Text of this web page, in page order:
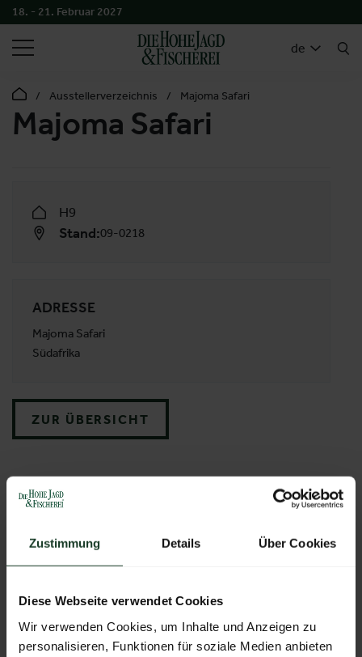
Zustimmung Details Über Cookies
Diese Webseite verwendet Cookies
Wir verwenden Cookies, um Inhalte und Anzeigen zu
personalisieren, Funktionen für soziale Medien anbieten
18. - 21. Februar 2027
de
SUCHEN
Ausstellerverzeichnis Majoma Safari
Majoma Safari
H9
Stand:09-0218
ADRESSE
Majoma Safari
Südafrika
ZUR ÜBERSICHT